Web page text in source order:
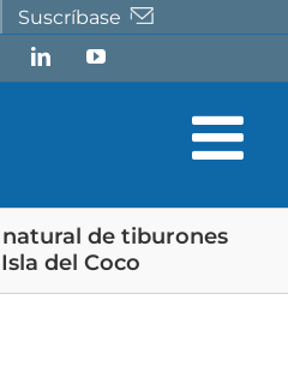
Suscríbase
LinkedInYouTube
de tiburones
del Coco